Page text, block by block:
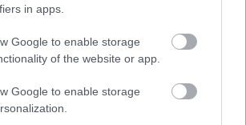
in apps.
Google to enable storage
of the website or app.
Google to enable storage